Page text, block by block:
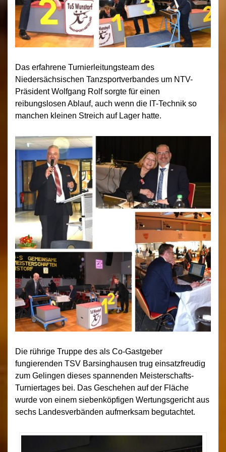
Das erfahrene Turnierleitungsteam des
Niedersächsischen Tanzsportverbandes um NTV-
Präsident Wolfgang Rolf sorgte für einen
reibungslosen Ablauf, auch wenn die IT-Technik so
manchen kleinen Streich auf Lager hatte.
Die rührige Truppe des als Co-Gastgeber
fungierenden TSV Barsinghausen trug einsatzfreudig
zum Gelingen dieses spannenden Meisterschafts-
Turniertages bei. Das Geschehen auf der Fläche
wurde von einem siebenköpfigen Wertungsgericht aus
sechs Landesverbänden aufmerksam begutachtet.